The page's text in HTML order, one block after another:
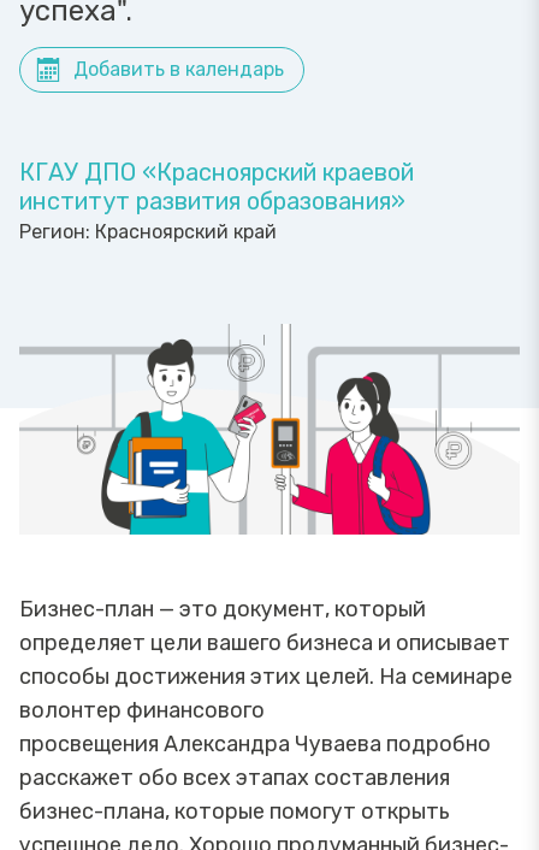
успеха".
Добавить в календарь
КГАУ ДПО «Красноярский краевой
институт развития образования»
Регион: Красноярский край
Бизнес-план — это документ, который
определяет цели вашего бизнеса и описывает
способы достижения этих целей. На семинаре
волонтер финансового
просвещения Александра Чуваева подробно
расскажет обо всех этапах составления
бизнес-плана, которые помогут открыть